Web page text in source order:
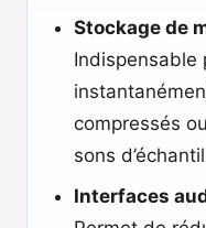
Stockage de
Indispensable
compressés
sons
Interfaces